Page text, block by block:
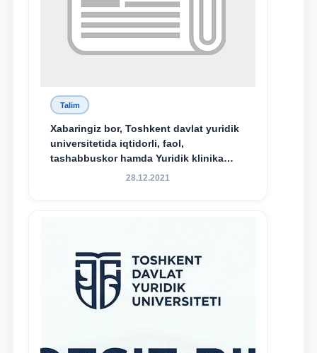
Talim
Xabaringiz bor, Toshkent davlat yuridik
universitetida iqtidorli, faol,
tashabbuskor hamda Yuridik klinika
faoliyatida o‘z bilim va ko‘nikmalarini
28.12.2021